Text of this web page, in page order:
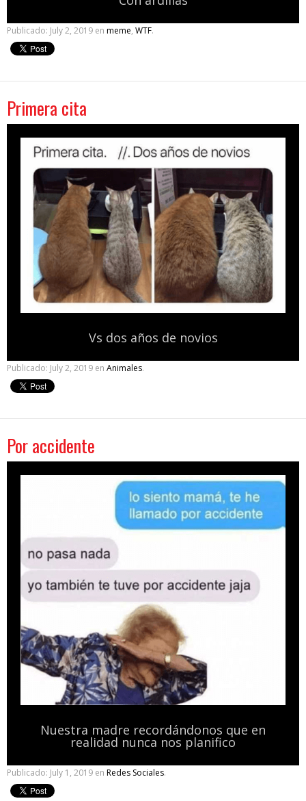
Publicado: July 2, 2019 en meme, WTF.
Primera cita
Vs dos años de novios
Publicado: July 2, 2019 en Animales.
Por accidente
Nuestra madre recordándonos que en
realidad nunca nos planifico
Publicado: July 1, 2019 en Redes Sociales.